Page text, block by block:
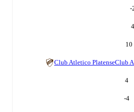
-
4
10
Club Atletico PlatenseClub
4
-4